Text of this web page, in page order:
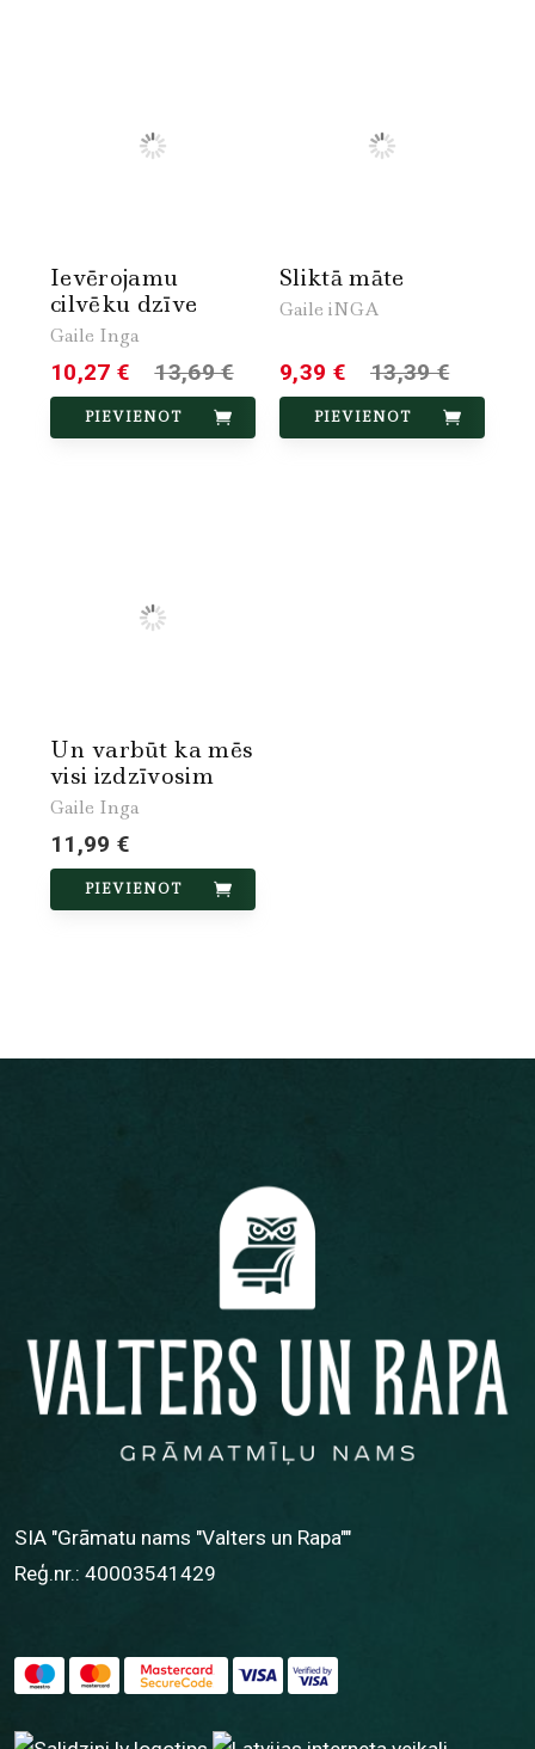
Ievērojamu
cilvēku dzīve
Gaile Inga
10,27 € 13,69 €
PIEVIENOT
Sliktā māte
Gaile iNGA
9,39 € 13,39 €
PIEVIENOT
Un varbūt ka mēs
visi izdzīvosim
Gaile Inga
11,99 €
PIEVIENOT
SIA "Grāmatu nams "Valters un Rapa""
Reģ.nr.: 40003541429